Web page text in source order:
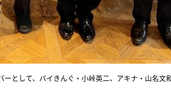
として、バイきんぐ・小峠英二、アキナ・山名文